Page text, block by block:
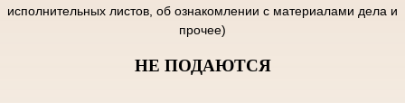
исполнительных листов, об ознакомлении с материалами дела и
прочее)
НЕ ПОДАЮТСЯ